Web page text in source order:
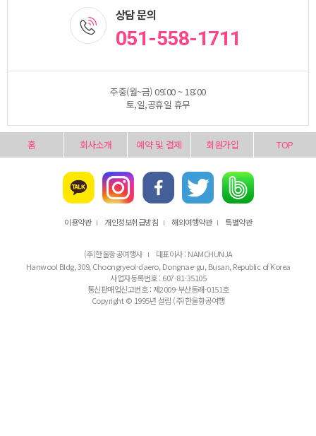
상담 문의
051-558-1711
주중(월~금) 09:00 ~ 18:00
토,일,공휴일 휴무
홈 회사소개 예약 및 결제 회원가입 TOP
이용약관 l 개인정보취급방침 l 해외여행약관 l 특별약관
(주)한울항공여행사 l
대표이사 : NAMCHUNJA
Hanwool Bldg, 309, Choongryeol-daero, Dongnae-gu, Busan, Republic of Korea
사업자등록번호 : 607-81-35105
통신판매업신고번호 : 제2009-부산동래-0151호
Copyright © 1995년 설립 (주)한울항공여행